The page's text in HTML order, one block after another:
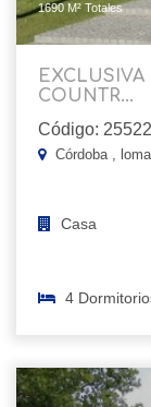
1690 M² Totales
COUNTR...
Código: 25522
Córdoba ,
Casa
4